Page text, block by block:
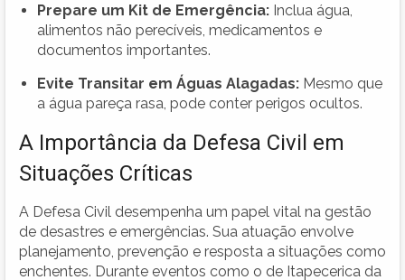
Prepare um Kit de Emergência: Inclua água,
alimentos não perecíveis, medicamentos e
documentos importantes.
Evite Transitar em Águas Alagadas: Mesmo que
a água pareça rasa, pode conter perigos ocultos.
A Importância da Defesa Civil em
Situações Críticas
A Defesa Civil desempenha um papel vital na gestão
de desastres e emergências. Sua atuação envolve
planejamento, prevenção e resposta a situações como
enchentes. Durante eventos como o de Itapecerica da